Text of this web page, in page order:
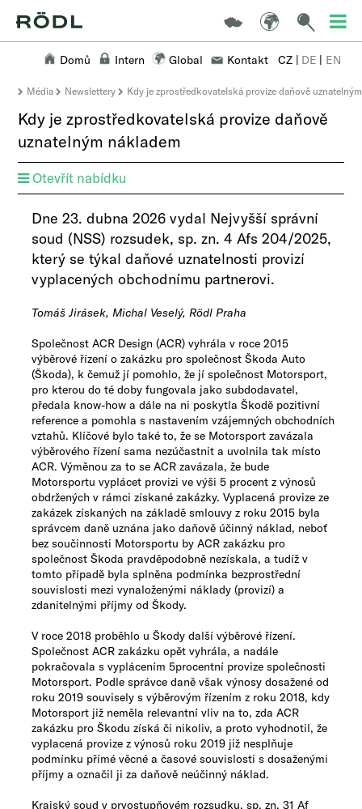
Domů Intern Global Kontakt CZ | DE | EN
Média Newslettery Kdy je zprostředkovatelská provize daňově
Kdy je zprostředkovatelská provize daňově
uznatelným nákladem
Otevřít nabídku
Dne 23. dubna 2026 vydal Nejvyšší správní
soud (NSS) rozsudek, sp. zn. 4 Afs 204/2025,
který se týkal daňové uznatelnosti provizí
vyplacených obchodnímu partnerovi.
Tomáš Jirásek, Michal Veselý, Rödl Praha
Společnost ACR Design (ACR) vyhrála v roce 2015
výběrové řízení o zakázku pro společnost Škoda Auto
(Škoda), k čemuž jí pomohlo, že jí společnost Motorsport,
pro kterou do té doby fungovala jako subdodavatel,
předala know-how a dále na ni poskytla Škodě pozitivní
reference a pomohla s nastavením vzájemných obchodních
vztahů. Klíčové bylo také to, že se Motorsport zavázala
výběrového řízení sama nezúčastnit a uvolnila tak místo
ACR. Výměnou za to se ACR zavázala, že bude
Motorsportu vyplácet provizi ve výši 5 procent z výnosů
obdržených v rámci získané zakázky. Vyplacená provize ze
zakázek získaných na základě smlouvy z roku 2015 byla
správcem daně uznána jako daňově účinný náklad, neboť
bez součinnosti Motorsportu by ACR zakázku pro
společnost Škoda pravděpodobně nezískala, a tudíž v
tomto případě byla splněna podmínka bezprostřední
souvislosti mezi vynaloženými náklady (provizí) a
zdanitelnými příjmy od Škody.
V roce 2018 proběhlo u Škody další výběrové řízení.
Společnost ACR zakázku opět vyhrála, a nadále
pokračovala s vyplácením 5procentní provize společnosti
Motorsport. Podle správce daně však výnosy dosažené od
roku 2019 souvisely s výběrovým řízením z roku 2018, kdy
Motorsport již neměla relevantní vliv na to, zda ACR
zakázku pro Škodu získá či nikoliv, a proto vyhodnotil, že
vyplacená provize z výnosů roku 2019 již nesplňuje
podmínku přímé věcné a časové souvislosti s dosaženými
příjmy a označil ji za daňově neúčinný náklad.
Krajský soud v prvostupňovém rozsudku, sp. zn. 31 Af